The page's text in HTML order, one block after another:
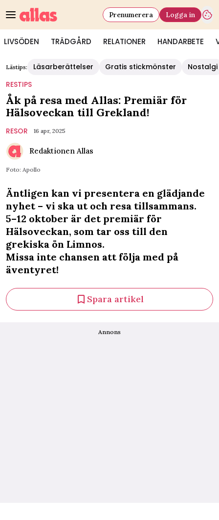
LIVSÖDEN TRÄDGÅRD RELATIONER HANDARBETE
Prenumerera Logga in
Lästips: Läsarberättelser Gratis stickmönster
Nostalgi
RESTIPS
Åk på resa med Allas: Premiär för
Hälsoveckan till Grekland!
RESOR 16 apr, 2025
Redaktionen Allas
Foto: Apollo
Äntligen kan vi presentera en glädjande
nyhet – vi ska ut och resa tillsammans.
5–12 oktober är det premiär för
Hälsoveckan, som tar oss till den
grekiska ön Limnos.
Missa inte chansen att följa med på
äventyret!
Spara artikel
Annons